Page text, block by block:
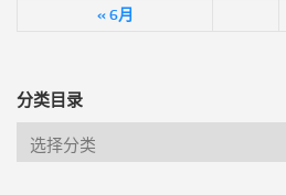
« 6月
分类目录